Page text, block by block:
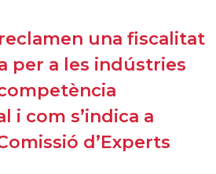
una fiscalitat
per a les indústries
i com s’indica a
d’Experts